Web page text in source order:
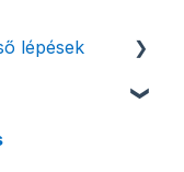
lépések
első lépések